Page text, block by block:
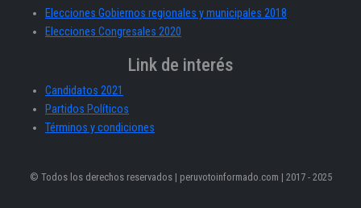
Elecciones Gobiernos regionales y municipales 2018
Elecciones Congresales 2020
Link de interés
Candidatos 2021
Partidos Políticos
Términos y condiciones
© Todos los derechos reservados | peruvotoinformado.com | 2017 - 2025